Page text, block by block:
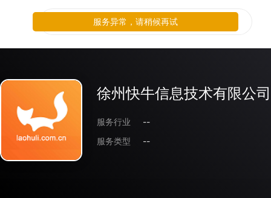
徐州快牛信息技术有限公司
服务行业
--
服务类型
--
服务异常，请稍候再试